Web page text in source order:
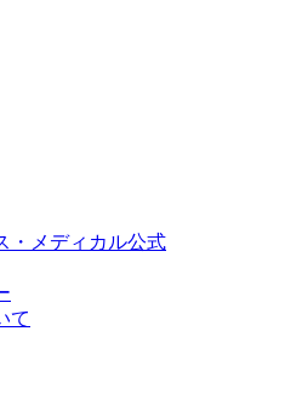
・メディカル公式
て